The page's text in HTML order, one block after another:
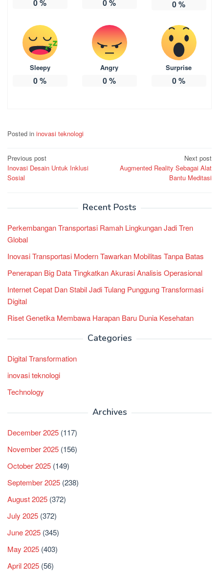
0% 0% 0%
Sleepy
0%
Angry
0%
Surprise
0%
Posted in inovasi teknologi
Post
navigation
Previous post
Inovasi Desain Untuk Inklusi
Sosial
Next post
Augmented Reality Sebagai Alat
Bantu Meditasi
Recent Posts
Perkembangan Transportasi Ramah Lingkungan Jadi Tren
Global
Inovasi Transportasi Modern Tawarkan Mobilitas Tanpa Batas
Penerapan Big Data Tingkatkan Akurasi Analisis Operasional
Internet Cepat Dan Stabil Jadi Tulang Punggung Transformasi
Digital
Riset Genetika Membawa Harapan Baru Dunia Kesehatan
Categories
Digital Transformation
inovasi teknologi
Technology
Archives
December 2025 (117)
November 2025 (156)
October 2025 (149)
September 2025 (238)
August 2025 (372)
July 2025 (372)
June 2025 (345)
May 2025 (403)
April 2025 (56)